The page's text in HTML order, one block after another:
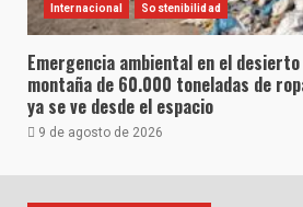
Internacional Sostenibilidad
Emergencia ambiental en el
montaña de 60.000 toneladas de
ya se ve desde el espacio
9 de agosto de 2026